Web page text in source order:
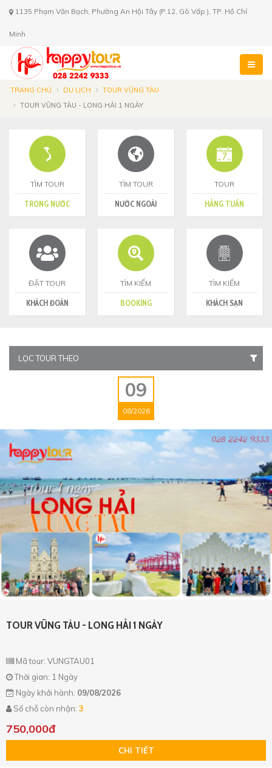
1135 Phạm Văn Bạch, Phường An Hội Tây (P.12, Gò Vấp ), TP. Hồ Chí
Minh
TRANG CHỦ DU LỊCH
TOUR VŨNG TÀU
TOUR VŨNG TÀU - LONG HẢI 1 NGÀY
TÌM TOUR
TRONG NƯỚC
TÌM TOUR
NƯỚC NGOÀI
TOUR
HẰNG TUẦN
ĐẶT TOUR
KHÁCH ĐOÀN
TÌM KIẾM
BOOKING
TÌM KIẾM
KHÁCH SẠN
LỌC TOUR THEO
09
08/2026
TOUR VŨNG TÀU - LONG HẢI 1 NGÀY
Mã tour: VUNGTAU01
Thời gian: 1 Ngày
Ngày khởi hành: 09/08/2026
Số chỗ còn nhận: 3
750,000đ
CHI TIẾT